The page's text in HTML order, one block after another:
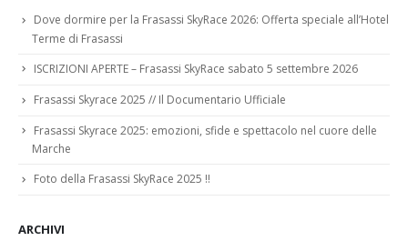
Dove dormire per la Frasassi SkyRace 2026: Offerta speciale all’Hotel
Terme di Frasassi
ISCRIZIONI APERTE – Frasassi SkyRace sabato 5 settembre 2026
Frasassi Skyrace 2025 // Il Documentario Ufficiale
Frasassi Skyrace 2025: emozioni, sfide e spettacolo nel cuore delle
Marche
Foto della Frasassi SkyRace 2025 !!
ARCHIVI